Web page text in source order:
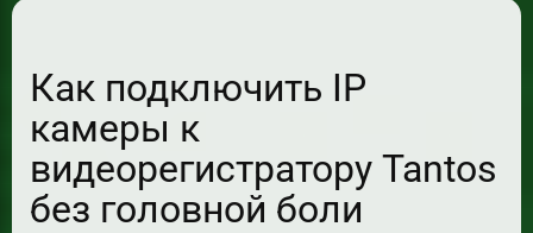
Как подключить IP
камеры к
видеорегистратору Tantos
без головной боли